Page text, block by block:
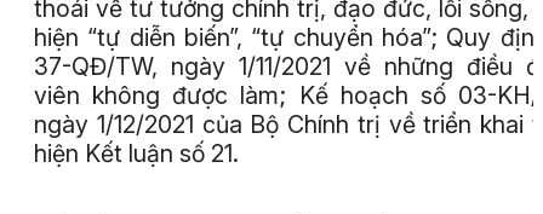
thoái về tư tưởng chính trị, đạo đức, lối sống,
hiện “tự diễn biến”, “tự chuyển hóa”; Quy
37-QĐ/TW, ngày 1/11/2021 về những điều
viên không được làm; Kế hoạch số 03-KH/
ngày 1/12/2021 của Bộ Chính trị về triển khai
hiện Kết luận số 21.